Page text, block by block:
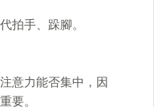
拍手、跺腳。
意力能否集中，因
要。